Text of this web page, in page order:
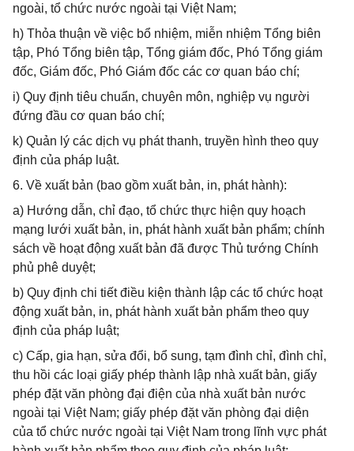
ngoài, tổ chức nước ngoài tại Việt Nam;
h) Thỏa thuận về việc bổ nhiệm, miễn nhiệm Tổng biên
tập, Phó Tổng biên tập, Tổng giám đốc, Phó Tổng giám
đốc, Giám đốc, Phó Giám đốc các cơ quan báo chí;
i) Quy định tiêu chuẩn, chuyên môn, nghiệp vụ người
đứng đầu cơ quan báo chí;
k) Quản lý các dịch vụ phát thanh, truyền hình theo quy
định của pháp luật.
6. Về xuất bản (bao gồm xuất bản, in, phát hành):
a) Hướng dẫn, chỉ đạo, tổ chức thực hiện quy hoạch
mạng lưới xuất bản, in, phát hành xuất bản phẩm; chính
sách về hoạt động xuất bản đã được Thủ tướng Chính
phủ phê duyệt;
b) Quy định chi tiết điều kiện thành lập các tổ chức hoạt
động xuất bản, in, phát hành xuất bản phẩm theo quy
định của pháp luật;
c) Cấp, gia hạn, sửa đổi, bổ sung, tạm đình chỉ, đình chỉ,
thu hồi các loại giấy phép thành lập nhà xuất bản, giấy
phép đặt văn phòng đại điện của nhà xuất bản nước
ngoài tại Việt Nam; giấy phép đặt văn phòng đại diện
của tổ chức nước ngoài tại Việt Nam trong lĩnh vực phát